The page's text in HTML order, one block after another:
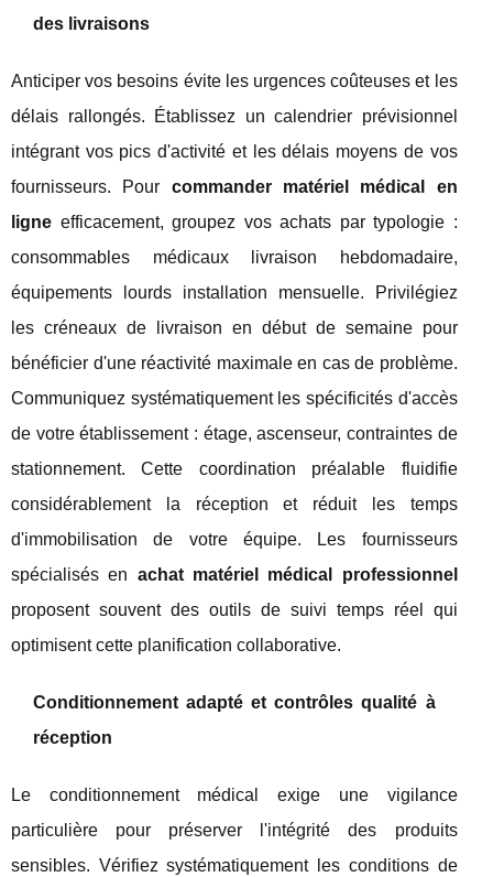
des livraisons
Anticiper vos besoins évite les urgences coûteuses et les
délais rallongés. Établissez un calendrier prévisionnel
intégrant vos pics d'activité et les délais moyens de vos
fournisseurs. Pour commander matériel médical en
ligne efficacement, groupez vos achats par typologie :
consommables médicaux livraison hebdomadaire,
équipements lourds installation mensuelle. Privilégiez
les créneaux de livraison en début de semaine pour
bénéficier d'une réactivité maximale en cas de problème.
Communiquez systématiquement les spécificités d'accès
de votre établissement : étage, ascenseur, contraintes de
stationnement. Cette coordination préalable fluidifie
considérablement la réception et réduit les temps
d'immobilisation de votre équipe. Les fournisseurs
spécialisés en achat matériel médical professionnel
proposent souvent des outils de suivi temps réel qui
optimisent cette planification collaborative.
Conditionnement adapté et contrôles qualité à
réception
Le conditionnement médical exige une vigilance
particulière pour préserver l'intégrité des produits
sensibles. Vérifiez systématiquement les conditions de